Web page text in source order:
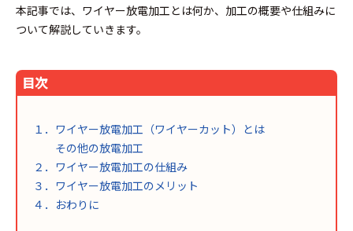
本記事では、ワイヤー放電加工とは何か、加工の概要や仕組みに
ついて解説していきます。
目次
１．ワイヤー放電加工（ワイヤーカット）とは
その他の放電加工
２．ワイヤー放電加工の仕組み
３．ワイヤー放電加工のメリット
４．おわりに